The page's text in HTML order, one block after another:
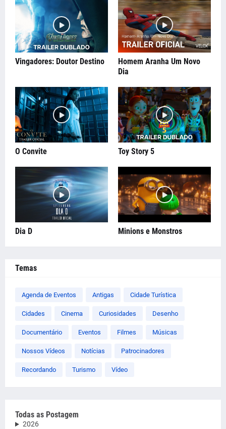
Vingadores: Doutor Destino
Homem Aranha Um Novo
Dia
O Convite Toy Story 5
Dia D Minions e Monstros
Temas
Agenda de Eventos Antigas Cidade Turística
Cidades Cinema Curiosidades Desenho
Documentário Eventos Filmes Músicas
Nossos Vídeos Notícias Patrocinadores
Recordando Turismo Vídeo
Todas as Postagem
2026